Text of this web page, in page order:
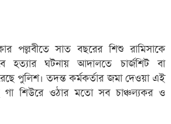
পল্লবীতে সাত বছরের শিশু রামিসাকে
হত্যার ঘটনায় আদালতে চার্জশিট বা
পুলিশ। তদন্ত কর্মকর্তার জমা দেওয়া এই
গা শিউরে ওঠার মতো সব চাঞ্চল্যকর ও